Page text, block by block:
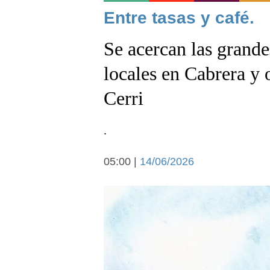
Noticias
Arte y cultura
Entre tasas y café.
Se acercan las
locales en Cabrera y
Cerri
.
05:00 | 14/06/2026